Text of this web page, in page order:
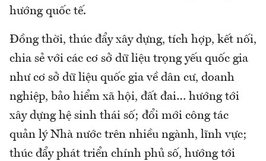
hướng quốc tế.
Đồng thời, thúc đẩy xây dựng, tích hợp, kết nối,
chia sẻ với các cơ sở dữ liệu trọng yếu quốc gia
như cơ sở dữ liệu quốc gia về dân cư, doanh
nghiệp, bảo hiểm xã hội, đất đai… hướng tới
xây dựng hệ sinh thái số; đổi mới công tác
quản lý Nhà nước trên nhiều ngành, lĩnh vực;
thúc đẩy phát triển chính phủ số, hướng tới